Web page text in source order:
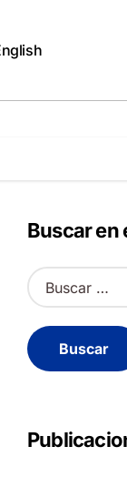
Buscar en
B
u
c
a